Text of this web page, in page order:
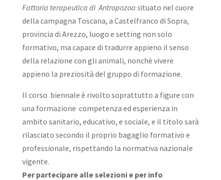
Fattoria terapeutica di Antropozoa situato nel cuore
della campagna Toscana, a Castelfranco di Sopra,
provincia di Arezzo, luogo e setting non solo
formativo, ma capace di tradurre appieno il senso
della relazione con gli animali, nonchè vivere
appieno la preziosità del gruppo di formazione.
Il corso biennale è rivolto soprattutto a figure con
una formazione competenza ed esperienza in
ambito sanitario, educativo, e sociale, e il titolo sarà
rilasciato secondo il proprio bagaglio formativo e
professionale, rispettando la normativa nazionale
vigente.
Per partecipare alle selezioni e per info